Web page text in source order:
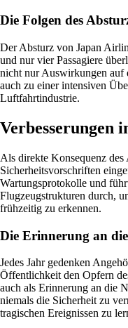
Die Folgen des
Der Absturz von Japan
und nur vier Passagiere
nicht nur Auswirkungen auf
auch zu einer intensiven
Luftfahrtindustrie.
Verbesserungen
Als direkte Konsequenz
Sicherheitsvorschriften
Wartungsprotokolle und
Flugzeugstrukturen durch,
frühzeitig zu erkennen.
Die Erinnerung an
Jedes Jahr gedenken
Öffentlichkeit den Opfern
auch als Erinnerung an die
niemals die Sicherheit zu
tragischen Ereignissen zu